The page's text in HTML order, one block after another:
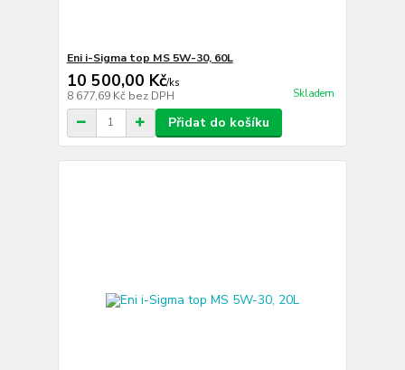
Eni i-Sigma top MS 5W-30, 60L
10 500,00 Kč/ks
8 677,69 Kč bez DPH Skladem
Přidat do košíku